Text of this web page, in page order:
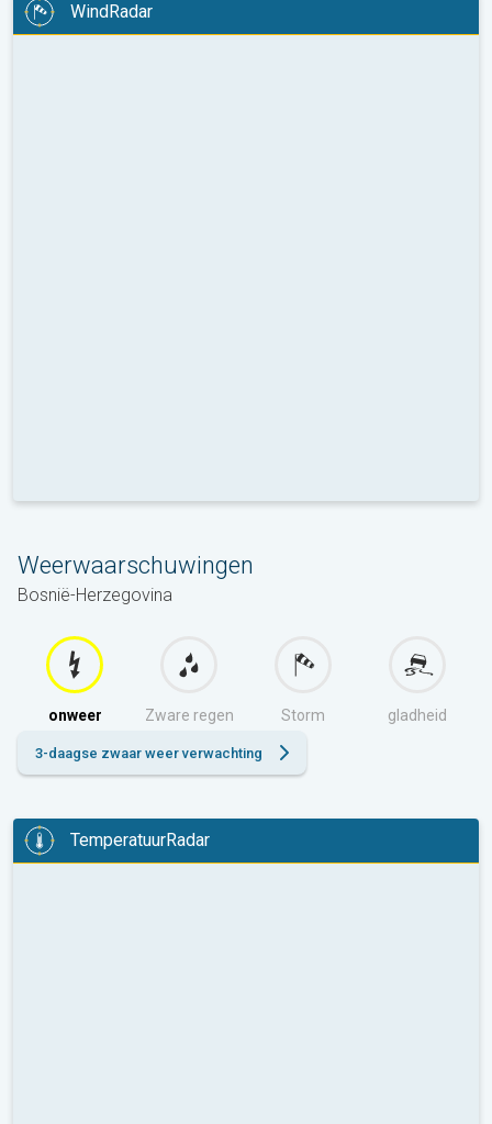
WindRadar
Weerwaarschuwingen
Bosnië-Herzegovina
onweer Zware regen Storm gladheid
3-daagse zwaar weer verwachting
TemperatuurRadar